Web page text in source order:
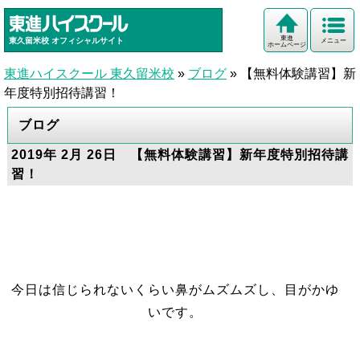
東久留米校 オフィシャルサイト メニュー
東進
ホームページ
東進ハイスクール 東久留米校 » ブログ »
【無料体験講習】新
年度特別招待講習！
ブログ
2019年 2月 26日 【無料体験講習】新年度特別招待講
習！
今日は信じられないくらい鼻がムズムズし、目がかゆ
いです。